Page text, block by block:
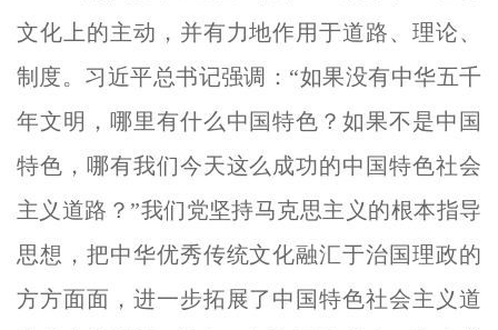
文化上的主动，并有力地作用于道路、理论、
制度。习近平总书记强调：“如果没有中华五千
年文明，哪里有什么中国特色？如果不是中国
特色，哪有我们今天这么成功的中国特色社会
主义道路？”我们党坚持马克思主义的根本指导
思想，把中华优秀传统文化融汇于治国理政的
方方面面，进一步拓展了中国特色社会主义道